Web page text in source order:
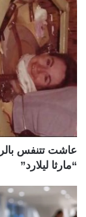
“مارثا ليلارد”